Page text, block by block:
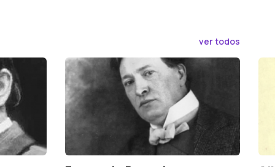
ver todos